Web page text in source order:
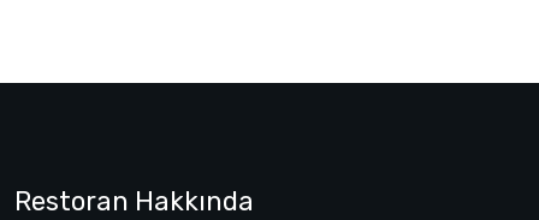
Restoran Hakkında